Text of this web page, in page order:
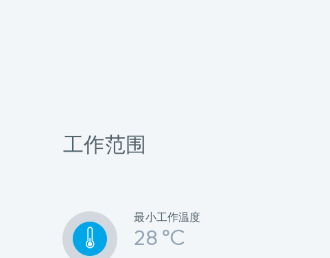
工作范围
最小工作温度
28 °C